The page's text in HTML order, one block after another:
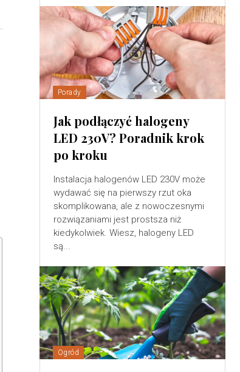
Porady
Jak podłączyć halogeny
LED 230V? Poradnik krok
po kroku
Instalacja halogenów LED 230V może
wydawać się na pierwszy rzut oka
skomplikowana, ale z nowoczesnymi
rozwiązaniami jest prostsza niż
kiedykolwiek. Wiesz, halogeny LED
są...
Ogród